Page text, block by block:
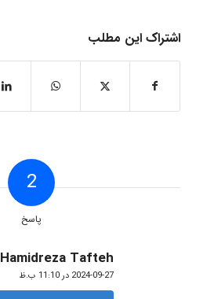
اشتراک این مطلب
2
پاسخ
Hamidreza Tafteh
گفته:
2024-09-27 در 11:10 ب.ظ